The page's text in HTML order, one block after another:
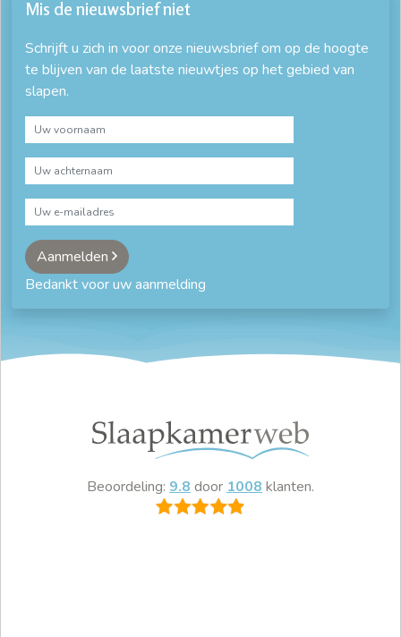
Mis de nieuwsbrief niet
Schrijft u zich in voor onze nieuwsbrief om op de hoogte
te blijven van de laatste nieuwtjes op het gebied van
slapen.
Aanmelden
Bedankt voor uw aanmelding
Beoordeling: 9.8 door 1008 klanten.